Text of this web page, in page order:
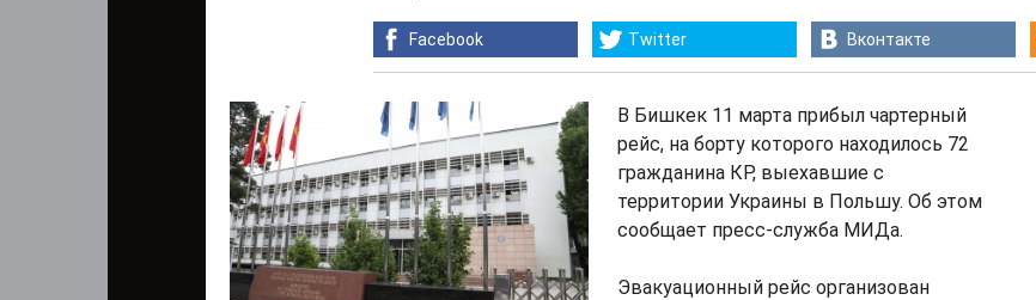
Facebook Twitter Вконтакте
В Бишкек 11 марта прибыл чартерный
рейс, на борту которого находилось 72
гражданина КР, выехавшие с
территории Украины в Польшу. Об этом
сообщает пресс-служба МИДа.
Эвакуационный рейс организован